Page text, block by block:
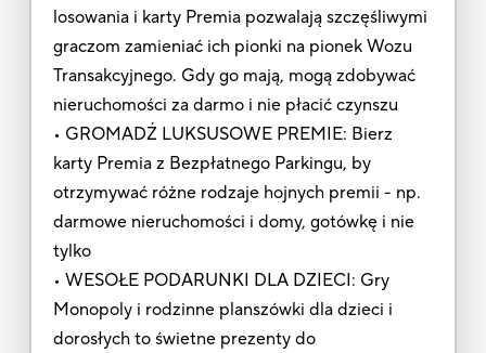
losowania i karty Premia pozwalają szczęśliwymi
graczom zamieniać ich pionki na pionek Wozu
Transakcyjnego. Gdy go mają, mogą zdobywać
nieruchomości za darmo i nie płacić czynszu
• GROMADŹ LUKSUSOWE PREMIE: Bierz
karty Premia z Bezpłatnego Parkingu, by
otrzymywać różne rodzaje hojnych premii - np.
darmowe nieruchomości i domy, gotówkę i nie
tylko
• WESOŁE PODARUNKI DLA DZIECI: Gry
Monopoly i rodzinne planszówki dla dzieci i
dorosłych to świetne prezenty do